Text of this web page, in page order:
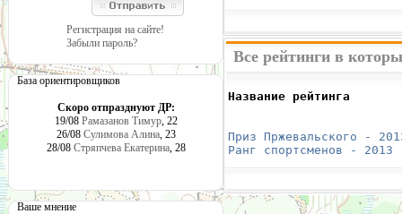
Регистрация на сайте!
Забыли пароль?
База ориентировщиков
Скоро отпразднуют ДР:
19/08 Рамазанов Тимур, 22
26/08 Сулимова Алина, 23
28/08 Стряпчева Екатерина, 28
Ваше мнение
Все рейтинги в
Название рейтинга
Приз Пржевальского -
Ранг спортсменов - 2013